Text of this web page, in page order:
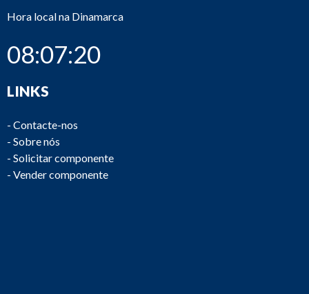
Hora local na Dinamarca
08:07:20
LINKS
- Contacte-nos
- Sobre nós
- Solicitar componente
- Vender componente